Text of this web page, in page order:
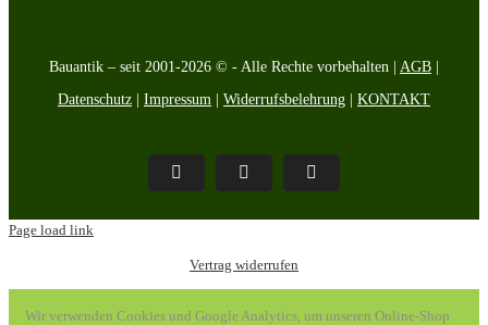
Bauantik – seit 2001-2026 © - Alle Rechte vorbehalten | AGB |
Datenschutz | Impressum | Widerrufsbelehrung | KONTAKT
Pinterest FacebookInstagram
Page load link
Vertrag widerrufen
Wir verwenden Cookies und Google Analytics, um unseren Online-Shop